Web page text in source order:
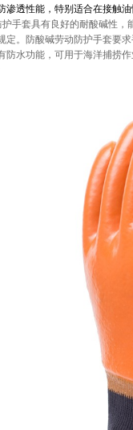
渗透性能，特别适合在接触油
护手套具有良好的耐酸碱性
定。防酸碱劳动防护手套要
防水功能，可用于海洋捕捞